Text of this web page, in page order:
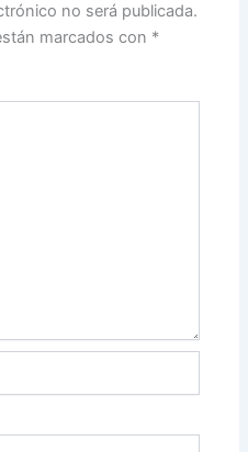
no será publicada.
marcados con *